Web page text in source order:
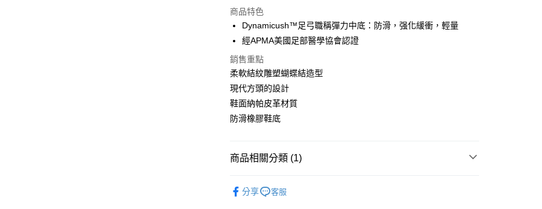
運送方式
全家取貨付款
每筆NT$60，滿NT$1,000(含以上)免運費
7-11取貨付款
每筆NT$60，滿NT$1,000(含以上)免運費
每筆NT$80，滿NT$1,000(含以上)免運費
商品特色
Dynamicush™足弓職稱彈力中底：防滑，强化緩衝，輕量
經APMA美國足部醫學協會認證
銷售重點
柔軟結紋雕塑蝴蝶結造型
現代方頭的設計
鞋面納帕皮革材質
防滑橡膠鞋底
商品相關分類 (1)
分享
客服